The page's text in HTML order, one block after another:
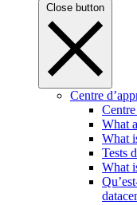
Close button
Centre
Centre
What
What
Tests
What